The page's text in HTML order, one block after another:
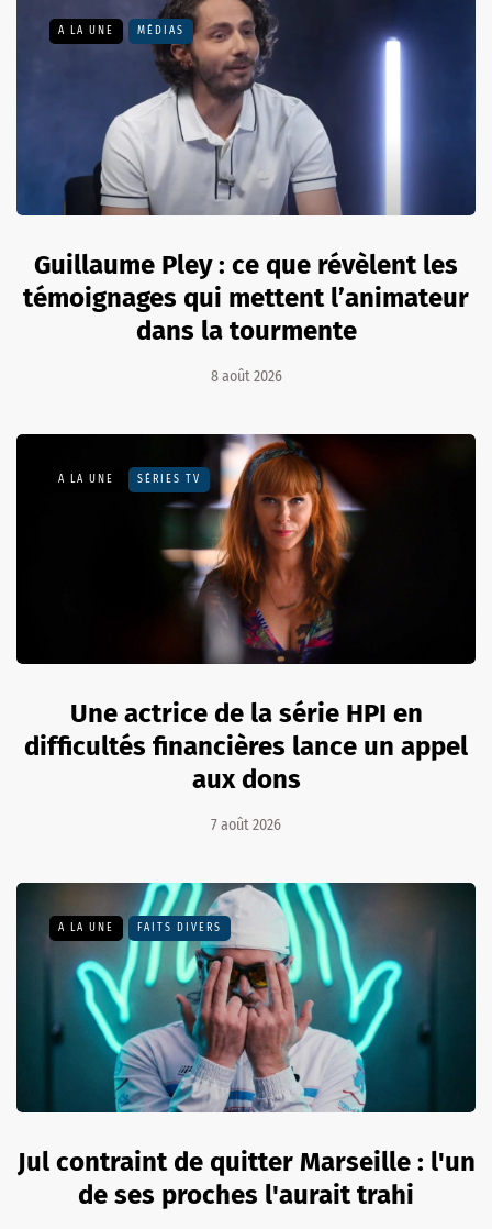
A LA UNE MÉDIAS
Guillaume Pley : ce que révèlent les
témoignages qui mettent l’animateur
dans la tourmente
8 août 2026
A LA UNE SÉRIES TV
Une actrice de la série HPI en
difficultés financières lance un appel
aux dons
7 août 2026
A LA UNE FAITS DIVERS
Jul contraint de quitter Marseille : l'un
de ses proches l'aurait trahi